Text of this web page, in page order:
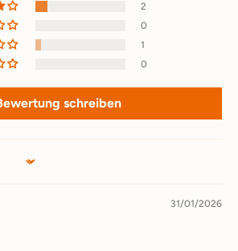
2
0
1
0
schreiben
31/01/2026